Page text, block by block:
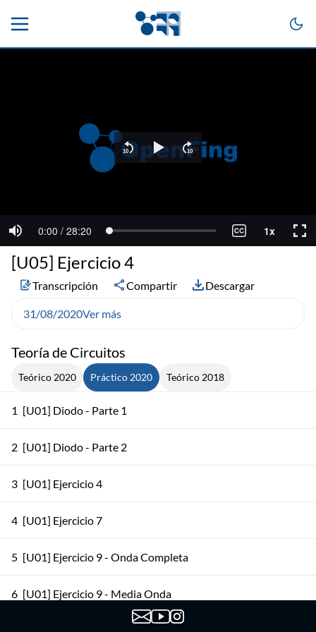
Teoría de Circuitos
Teórico 2020 Práctico 2020 Teórico 2018
1 [U01] Diodo - Parte 1
2 [U01] Diodo - Parte 2
3 [U01] Ejercicio 4
4 [U01] Ejercicio 7
5 [U01] Ejercicio 9 - Onda Completa
6 [U01] Ejercicio 9 - Media Onda
[U05] Ejercicio 4
Transcripción Compartir Descargar
31/08/2020Ver más